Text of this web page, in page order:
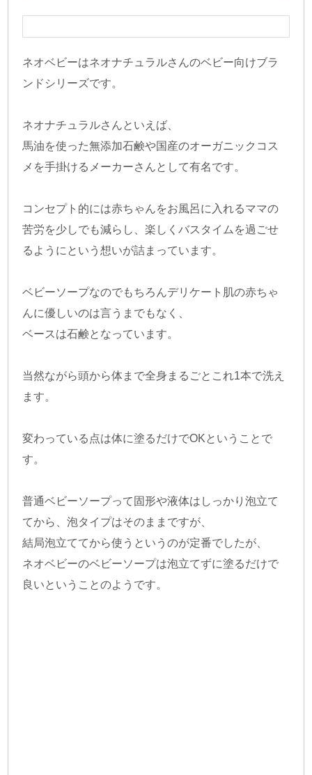
ネオベビーはネオナチュラルさんのベビー向けブラ
ンドシリーズです。
ネオナチュラルさんといえば、
馬油を使った無添加石鹸や国産のオーガニックコス
メを手掛けるメーカーさんとして有名です。
コンセプト的には赤ちゃんをお風呂に入れるママの
苦労を少しでも減らし、楽しくバスタイムを過ごせ
るようにという想いが詰まっています。
ベビーソープなのでもちろんデリケート肌の赤ちゃ
んに優しいのは言うまでもなく、
ベースは石鹸となっています。
当然ながら頭から体まで全身まるごとこれ1本で洗え
ます。
変わっている点は体に塗るだけでOKということで
す。
普通ベビーソープって固形や液体はしっかり泡立て
てから、泡タイプはそのままですが、
結局泡立ててから使うというのが定番でしたが、
ネオベビーのベビーソープは泡立てずに塗るだけで
良いということのようです。